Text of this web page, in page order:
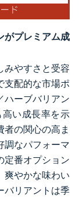
がプレミアム成
みやすさと受容
支配的な市場ポ
ハーブバリアン
高い成長率を示
者の関心の高ま
調なパフォーマ
定番オプション
爽やかな味わい
バリアントは季